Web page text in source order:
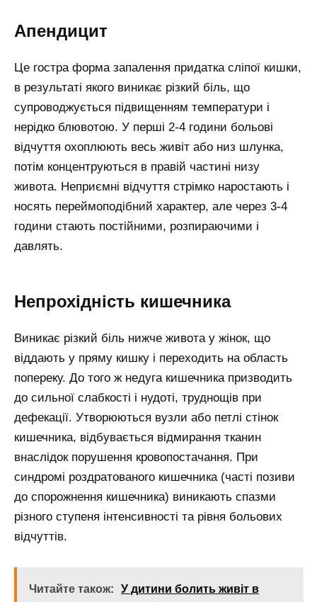
Апендицит
Це гостра форма запалення придатка сліпої кишки,
в результаті якого виникає різкий біль, що
супроводжується підвищенням температури і
нерідко блювотою. У перші 2-4 години больові
відчуття охоплюють весь живіт або низ шлунка,
потім концентруються в правій частині низу
живота. Неприємні відчуття стрімко наростають і
носять переймоподібний характер, але через 3-4
години стають постійними, розпираючими і
давлять.
Непрохідність кишечника
Виникає різкий біль нижче живота у жінок, що
віддають у пряму кишку і переходить на область
попереку. До того ж недуга кишечника призводить
до сильної слабкості і нудоті, труднощів при
дефекації. Утворюються вузли або петлі стінок
кишечника, відбувається відмирання тканин
внаслідок порушення кровопостачання. При
синдромі роздратованого кишечника (часті позиви
до спорожнення кишечника) виникають спазми
різного ступеня інтенсивності та рівня больових
відчуттів.
Читайте також:
У дитини болить живіт в